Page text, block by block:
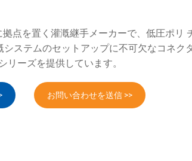
拠点を置く灌漑継手メーカーで、低圧ポリ
システムのセットアップに不可欠なコネク
リーズを提供しています。
お問い合わせを送信 >>